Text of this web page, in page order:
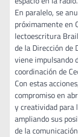
En paralelo, se
próximamente en
lectoescritura
de la Dirección de
viene impulsando
coordinación de
Con estas
compromiso en
y creatividad para
ampliando sus
de la